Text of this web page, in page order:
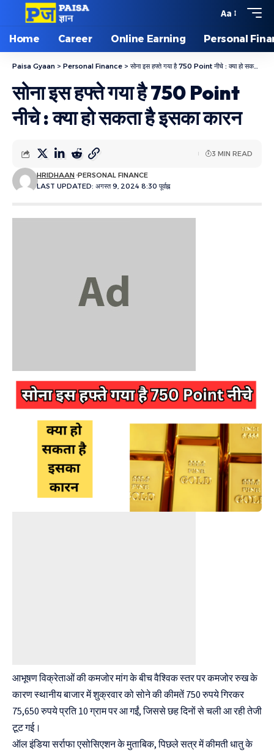
Aa
Home Career Online Earning Personal
Paisa Gyaan > Personal Finance > सोना इस हफ्ते गया है 750 Point नीचे : क्या हो सकता है इसका कारन
सोना इस हफ्ते गया है 750 Point
नीचे : क्या हो सकता है इसका कारन
LAST UPDATED: अगस्त 9, 2024 8:30 पूर्वाह्न
HRIDHAAN PERSONAL FINANCE
3 MIN READ
आभूषण विक्रेताओं की कमजोर मांग के बीच वैश्विक स्तर पर कमजोर रुख के
कारण स्थानीय बाजार में शुक्रवार को सोने की कीमतें 750 रुपये गिरकर
75,650 रुपये प्रति 10 ग्राम पर आ गईं, जिससे छह दिनों से चली आ रही तेजी
टूट गई।
ऑल इंडिया सर्राफा एसोसिएशन के मुताबिक, पिछले सत्र में कीमती धातु के